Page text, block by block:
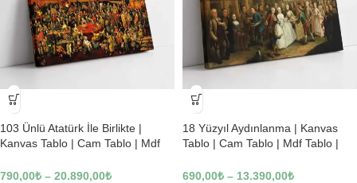
-23%
103 Ünlü Atatürk İle Birlikte |
Kanvas Tablo | Cam Tablo | Mdf
790,00₺ – 20.890,00₺
-23%
18 Yüzyıl Aydınlanma | Kanvas
Tablo | Cam Tablo | Mdf Tablo |
690,00₺ – 13.390,00₺